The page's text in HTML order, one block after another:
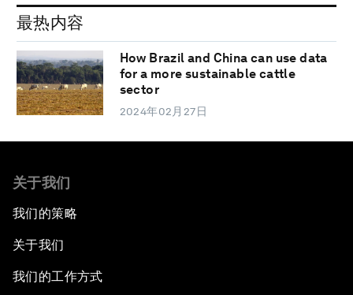
最热内容
How Brazil and China can use data
for a more sustainable cattle
sector
2024年02月27日
关于我们
我们的策略
关于我们
我们的工作方式